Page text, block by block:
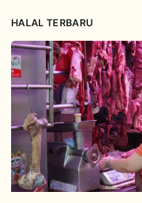
HALAL TERBARU